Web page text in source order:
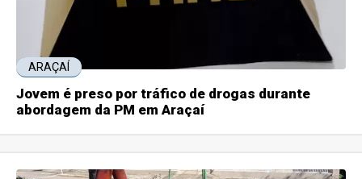
ARAÇAÍ
Jovem é preso por tráfico de drogas durante
abordagem da PM em Araçaí